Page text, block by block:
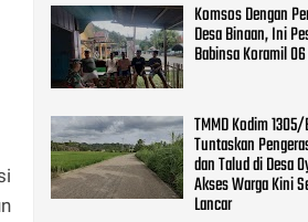
Komsos Dengan
Desa Binaan, Ini
Babinsa Koramil
TMMD Kodim
Tuntaskan
dan Talud di Desa
Akses Warga Kini
Lancar